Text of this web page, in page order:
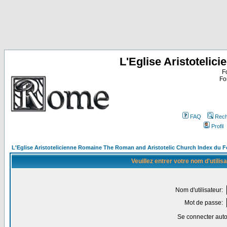
L'Eglise
FAQ
Profil
L'Eglise Aristotelicienne Romaine The Roman and Aristotelic Church Index du
Veuillez entrer votre nom
Nom d'utilisateur:
Mot de passe:
Se connecter